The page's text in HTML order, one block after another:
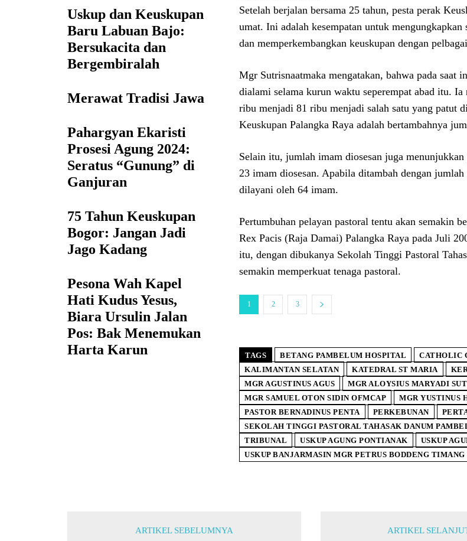
Uskup dan Keuskupan
Baru Labuan Bajo:
Bersukacita dan
Bergembiralah
Merawat Tradisi Jawa
Pahargyan Ekaristi
Prosesi Agung 2024:
Seratus “Gunung” di
Ganjuran
75 Tahun Keuskupan
Bogor: Jangan Jadi
Jago Kadang
Pesona Wah Kapel
Hati Kudus Yesus,
Biara Ursulin Jalan
Pos: Bak Menemukan
Harta Karun
Setelah berjalan bersama 25 tahun, pesta perak
umat. Ini adalah kesempatan untuk
dan memperkembangkan keuskupan dengan
Mgr Sutrisnaatmaka mengatakan, bahwa pada saat
dialami selama kurun waktu seperempat abad itu.
ribu menjadi 81 ribu menjadi salah satu yang patut
Keuskupan Palangka Raya adalah bertambahnya
Selain itu, jumlah imam diosesan juga
23 imam diosesan. Apabila ditambah dengan
dilayani oleh 64 imam.
Pertumbuhan pelayan pastoral tentu akan semakin
Rex Pacis (Raja Damai) Palangka Raya pada Juli
itu, dengan dibukanya Sekolah Tinggi Pastoral
semakin memperkuat tenaga pastoral.
1 2 3
TAGS BETANG PAMBELUM HOSPITAL CATHOLIC
KALIMANTAN SELATAN
KATEDRAL ST MARIA
MGR AGUSTINUS AGUS
MGR ALOYSIUS MARYADI
MGR SAMUEL OTON SIDIN OFMCAP
MGR YUSTINUS
PASTOR BERNADINUS PENTA
PERKEBUNAN
SEKOLAH TINGGI PASTORAL TAHASAK DANUM
TRIBUNAL
USKUP AGUNG PONTIANAK
USKUP
USKUP BANJARMASIN MGR PETRUS BODDENG TIMANG
ARTIKEL SEBELUMNYA ARTIKEL